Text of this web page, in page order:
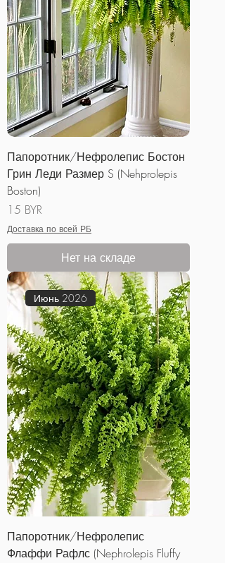
Папоротник/Нефролепис Бостон
Грин Леди Размер S (Nehprolepis
Boston)
Цена
15 BYR
Доставка по всей РБ
Нет на складе
Июнь 2026
Папоротник/Нефролепис
Флаффи Рафлс (Nephrolepis Fluffy